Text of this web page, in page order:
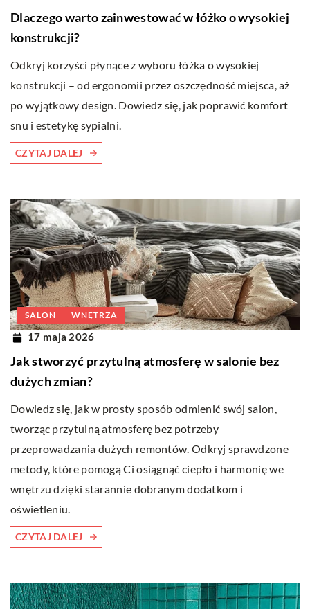
Dlaczego warto zainwestować w łóżko o wysokiej
konstrukcji?
Odkryj korzyści płynące z wyboru łóżka o wysokiej
konstrukcji – od ergonomii przez oszczędność miejsca, aż
po wyjątkowy design. Dowiedz się, jak poprawić komfort
snu i estetykę sypialni.
CZYTAJ DALEJ
SALON WNĘTRZA
17 maja 2026
Jak stworzyć przytulną atmosferę w salonie bez
dużych zmian?
Dowiedz się, jak w prosty sposób odmienić swój salon,
tworząc przytulną atmosferę bez potrzeby
przeprowadzania dużych remontów. Odkryj sprawdzone
metody, które pomogą Ci osiągnąć ciepło i harmonię we
wnętrzu dzięki starannie dobranym dodatkom i
oświetleniu.
CZYTAJ DALEJ